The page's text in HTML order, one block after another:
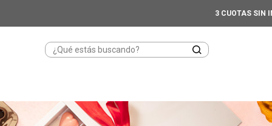
3 CUOTAS SIN